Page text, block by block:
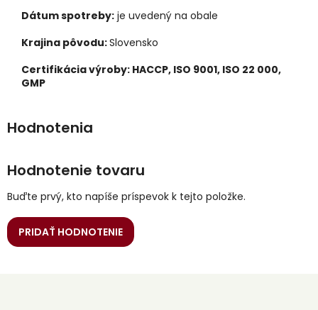
Dátum spotreby: je uvedený na obale
Krajina pôvodu:Slovensko
Certifikácia výroby: HACCP, ISO 9001, ISO 22 000,
GMP
Hodnotenie tovaru
Buďte prvý, kto napíše príspevok k tejto položke.
PRIDAŤ HODNOTENIE